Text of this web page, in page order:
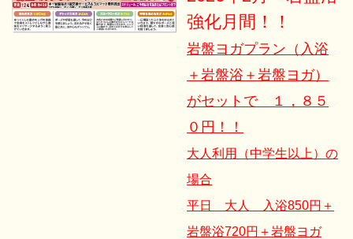
強化月間！！
岩盤ヨガプラン（入浴
＋岩盤浴＋岩盤ヨガ）
がセットで １，８５
０円！！
大人利用（中学生以上）の
場合
平日 大人 入浴850円＋
岩盤浴720円＋岩盤ヨガ